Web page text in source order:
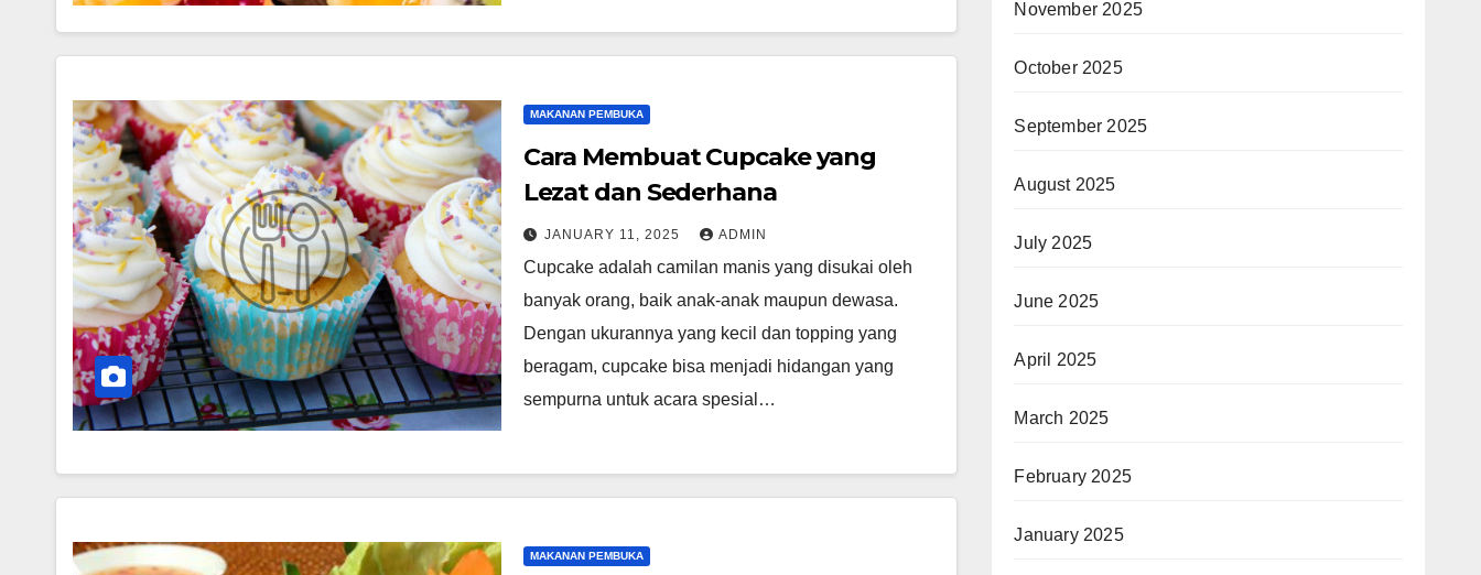
MAKANAN PEMBUKA
Cara Membuat Cupcake yang
Lezat dan Sederhana
JANUARY 11, 2025 ADMIN
Cupcake adalah camilan manis yang disukai oleh
banyak orang, baik anak-anak maupun dewasa.
Dengan ukurannya yang kecil dan topping yang
beragam, cupcake bisa menjadi hidangan yang
sempurna untuk acara spesial…
MAKANAN PEMBUKA
November 2025
October 2025
September 2025
August 2025
July 2025
June 2025
April 2025
March 2025
February 2025
January 2025